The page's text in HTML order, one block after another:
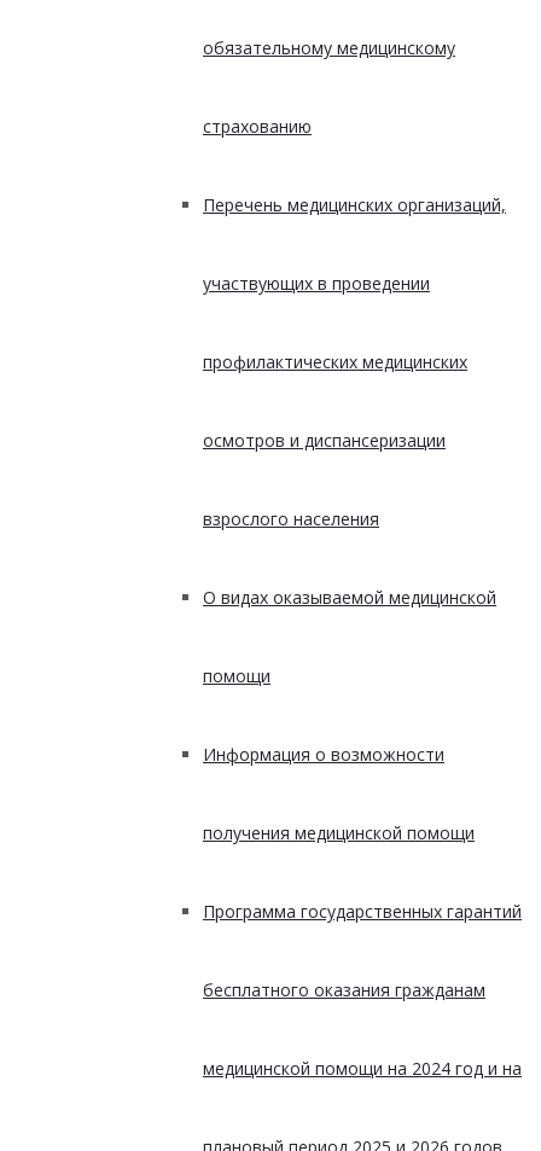
обязательному медицинскому
страхованию
Перечень медицинских организаций,
участвующих в проведении
профилактических медицинских
осмотров и диспансеризации
взрослого населения
О видах оказываемой медицинской
помощи
Информация о возможности
получения медицинской помощи
Программа государственных гарантий
бесплатного оказания гражданам
медицинской помощи на 2024 год и на